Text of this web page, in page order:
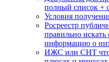
полный список +
Условия
Росреестр
правильно
информацию о
ИЖС или СНТ что